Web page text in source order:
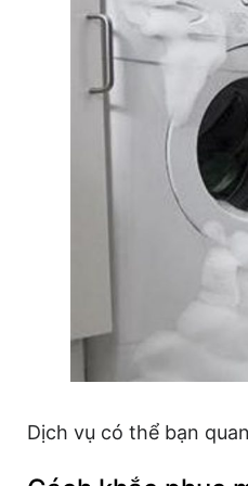
Dịch vụ có thể bạn